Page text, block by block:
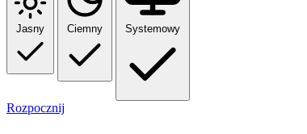
Jasny Ciemny Systemowy
Rozpocznij